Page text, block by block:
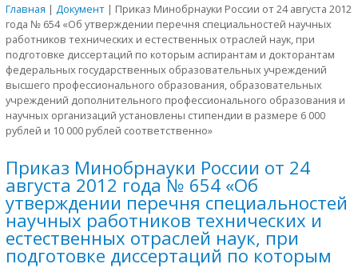
Главная | Документ | Приказ Минобрнауки России от 24 августа 2012
года № 654 «Об утверждении перечня специальностей научных
работников технических и естественных отраслей наук, при
подготовке диссертаций по которым аспирантам и докторантам
федеральных государственных образовательных учреждений
высшего профессионального образования, образовательных
учреждений дополнительного профессионального образования и
научных организаций установлены стипендии в размере 6 000
рублей и 10 000 рублей соответственно»
Приказ Минобрнауки России от 24
августа 2012 года № 654 «Об
утверждении перечня специальностей
научных работников технических и
естественных отраслей наук, при
подготовке диссертаций по которым